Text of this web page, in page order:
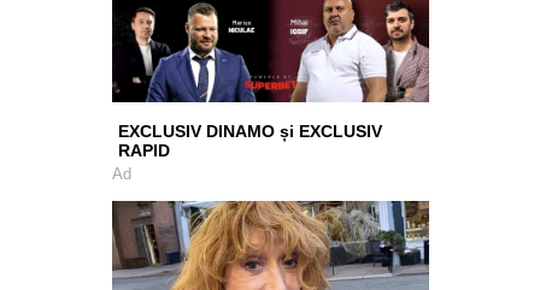
EXCLUSIV DINAMO și EXCLUSIV
RAPID
Ad